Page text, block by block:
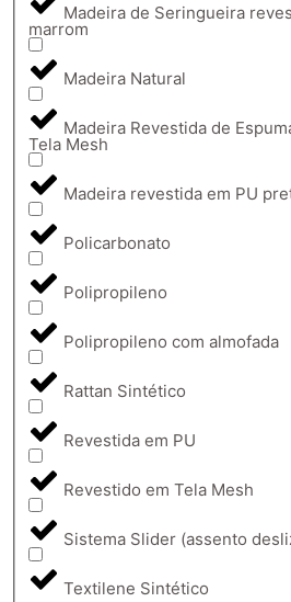
Madeira de Seringueira
marrom
Madeira Natural
Madeira Revestida de
Tela Mesh
Madeira revestida em PU
Policarbonato
Polipropileno
Polipropileno com almofada
Rattan Sintético
Revestida em PU
Revestido em Tela Mesh
Sistema Slider (assento
Textilene Sintético